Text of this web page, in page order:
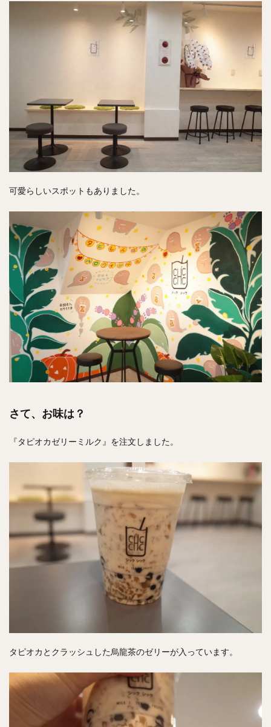
可愛らしいスポットもありました。
さて、お味は？
『タピオカゼリーミルク』を注文しました。
タピオカとクラッシュした烏龍茶のゼリーが入っています。